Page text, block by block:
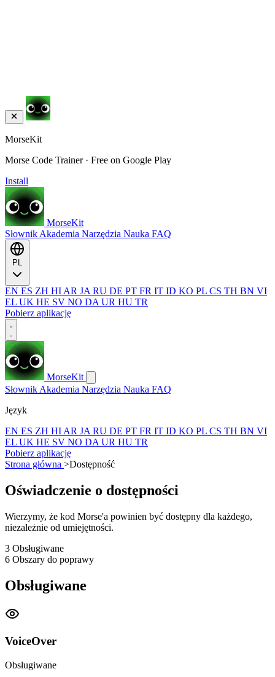
MorseKit
Morse Code Trainer · Free on Google Play
Install
MorseKit
Słownik Akademia Narzędzia Nauka FAQ
EN ES ZH HI AR JA RU DE PT FR IT ID KO PL CS TH BN VI
EL UK HE SV NO DA UR HU TR
Pobierz aplikację
MorseKit
Słownik Akademia Narzędzia Nauka FAQ
Język
EN ES ZH HI AR JA RU DE PT FR IT ID KO PL CS TH BN VI
EL UK HE SV NO DA UR HU TR
Pobierz aplikację
Strona główna >Dostępność
Oświadczenie o dostępności
Wierzymy, że kod Morse'a powinien być dostępny dla każdego,
niezależnie od umiejętności.
3 Obsługiwane
6 Obszary do poprawy
Obsługiwane
VoiceOver
Obsługiwane